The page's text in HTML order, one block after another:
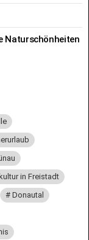
Naturschönheiten
in Freistadt
Donautal